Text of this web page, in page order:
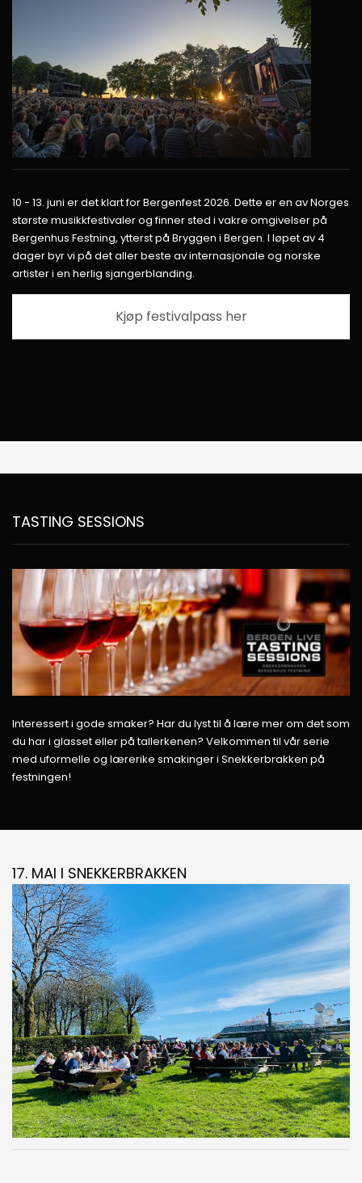
10 - 13. juni er det klart for Bergenfest 2026. Dette er en av Norges
største musikkfestivaler og finner sted i vakre omgivelser på
Bergenhus Festning, ytterst på Bryggen i Bergen. I løpet av 4
dager byr vi på det aller beste av internasjonale og norske
artister i en herlig sjangerblanding.
Kjøp festivalpass her
TASTING SESSIONS
Interessert i gode smaker? Har du lyst til å lære mer om det som
du har i glasset eller på tallerkenen? Velkommen til vår serie
med uformelle og lærerike smakinger i Snekkerbrakken på
festningen!
17. MAI I SNEKKERBRAKKEN